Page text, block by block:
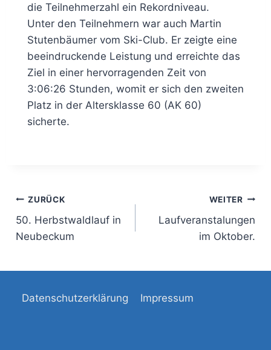
die Teilnehmerzahl ein Rekordniveau.
Unter den Teilnehmern war auch Martin
Stutenbäumer vom Ski-Club. Er zeigte eine
beeindruckende Leistung und erreichte das
Ziel in einer hervorragenden Zeit von
3:06:26 Stunden, womit er sich den zweiten
Platz in der Altersklasse 60 (AK 60)
sicherte.
Beitrags-
Navigation
ZURÜCK
50. Herbstwaldlauf in
Neubeckum
WEITER
Laufveranstalungen
im Oktober.
Datenschutzerklärung Impressum